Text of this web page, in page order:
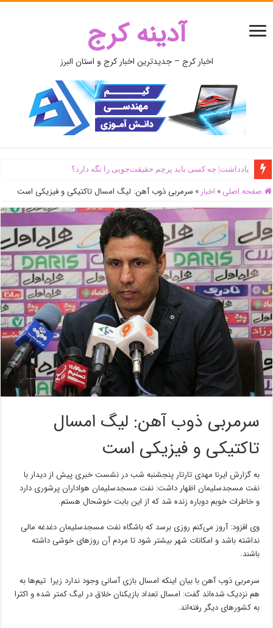
آدینه کرج
اخبار کرج – جدیدترین اخبار کرج و استان البرز
یادداشت| ‌چه کسی باید پرچم حقیقت‌جویی را نگه دارد؟
صفحه اصلی » اخبار » سرمربی ذوب آهن: لیگ امسال تاکتیکی و فیزیکی است
سرمربی ذوب آهن: لیگ امسال
تاکتیکی و فیزیکی است
به گزارش ایرنا مهدی تارتار پنجشنبه شب در نشست خبری پیش از دیدار با
نفت مسجدسلیمان اظهار داشت: نفت مسجدسلیمان هواداران پرشوری دارد
و خاطرات خوبم دوباره زنده شد که از این بابت خوشحال هستم.
وی افزود: آروز می‌کنم روزی برسد که باشگاه نفت مسجدسلیمان دغدغه مالی
نداشته باشد و امکانات شهر بیشتر شود تا مردم آن روزهای خوشی داشته
باشند.
سرمربی ذوب آهن با بیان اینکه امسال بازی آسانی وجود ندارد زیرا تیم‌ها به
هم نزدیک شده‌اند گفت: امسال تعداد بازیکنان خلاق در لیگ کمتر شده‌ و اکثرا
به کشورهای دیگر رفته‌اند.